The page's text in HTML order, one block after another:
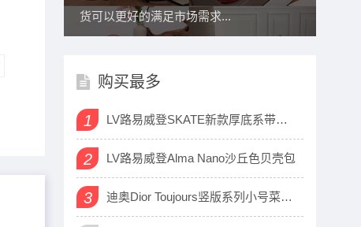
货可以更好的满足市场需求...
购买最多
1 LV路易威登SKATE新款厚底系带运动鞋
2 LV路易威登Alma Nano沙丘色贝壳包
3 迪奥Dior Toujours竖版系列小号菜篮子包